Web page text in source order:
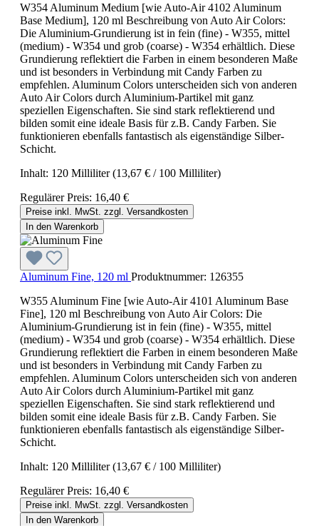
W354 Aluminum Medium [wie Auto-Air 4102 Aluminum
Base Medium], 120 ml Beschreibung von Auto Air Colors:
Die Aluminium-Grundierung ist in fein (fine) - W355, mittel
(medium) - W354 und grob (coarse) - W354 erhältlich. Diese
Grundierung reflektiert die Farben in einem besonderen Maße
und ist besonders in Verbindung mit Candy Farben zu
empfehlen. Aluminum Colors unterscheiden sich von anderen
Auto Air Colors durch Aluminium-Partikel mit ganz
speziellen Eigenschaften. Sie sind stark reflektierend und
bilden somit eine ideale Basis für z.B. Candy Farben. Sie
funktionieren ebenfalls fantastisch als eigenständige Silber-
Schicht.
Inhalt: 120 Milliliter(13,67 € / 100 Milliliter)
Regulärer Preis: 16,40 €
Preise inkl. MwSt. zzgl. Versandkosten
In den Warenkorb
Aluminum Fine, 120 ml Produktnummer: 126355
W355 Aluminum Fine [wie Auto-Air 4101 Aluminum Base
Fine], 120 ml Beschreibung von Auto Air Colors: Die
Aluminium-Grundierung ist in fein (fine) - W355, mittel
(medium) - W354 und grob (coarse) - W354 erhältlich. Diese
Grundierung reflektiert die Farben in einem besonderen Maße
und ist besonders in Verbindung mit Candy Farben zu
empfehlen. Aluminum Colors unterscheiden sich von anderen
Auto Air Colors durch Aluminium-Partikel mit ganz
speziellen Eigenschaften. Sie sind stark reflektierend und
bilden somit eine ideale Basis für z.B. Candy Farben. Sie
funktionieren ebenfalls fantastisch als eigenständige Silber-
Schicht.
Inhalt: 120 Milliliter(13,67 € / 100 Milliliter)
Regulärer Preis: 16,40 €
Preise inkl. MwSt. zzgl. Versandkosten
In den Warenkorb